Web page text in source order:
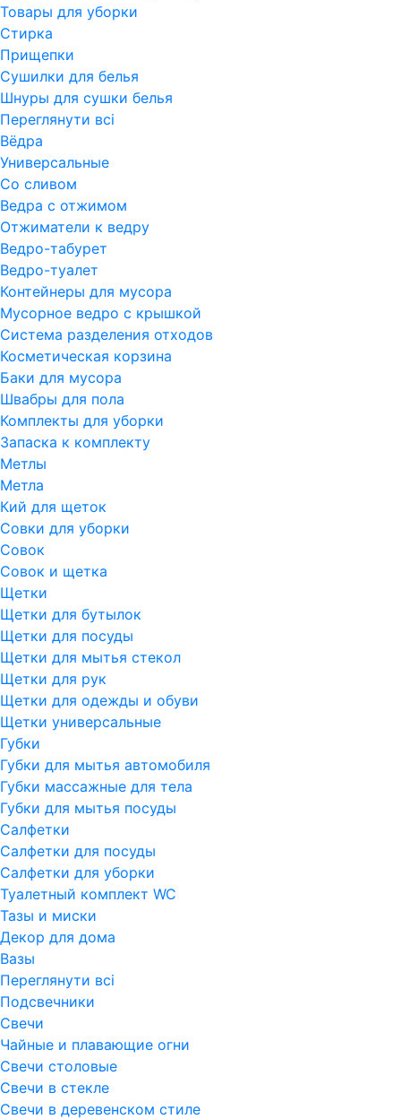
Товары для уборки
Стирка
Прищепки
Сушилки для белья
Шнуры для сушки белья
Переглянути всi
Вёдра
Универсальные
Со сливом
Ведра с отжимом
Отжиматели к ведру
Ведро-табурет
Ведро-туалет
Контейнеры для мусора
Мусорное ведро с крышкой
Система разделения отходов
Косметическая корзина
Баки для мусора
Швабры для пола
Комплекты для уборки
Запаска к комплекту
Метлы
Метла
Кий для щеток
Совки для уборки
Совок
Совок и щетка
Щетки
Щетки для бутылок
Щетки для посуды
Щетки для мытья стекол
Щетки для рук
Щетки для одежды и обуви
Щетки универсальные
Губки
Губки для мытья автомобиля
Губки массажные для тела
Губки для мытья посуды
Салфетки
Салфетки для посуды
Салфетки для уборки
Туалетный комплект WC
Тазы и миски
Декор для дома
Вазы
Переглянути всi
Подсвечники
Свечи
Чайные и плавающие огни
Свечи столовые
Свечи в стекле
Свечи в деревенском стиле